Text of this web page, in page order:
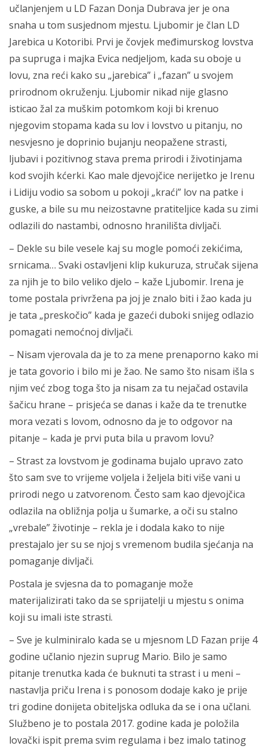
učlanjenjem u LD Fazan Donja Dubrava jer je ona
snaha u tom susjednom mjestu. Ljubomir je član LD
Jarebica u Kotoribi. Prvi je čovjek međimurskog lovstva
pa supruga i majka Evica nedjeljom, kada su oboje u
lovu, zna reći kako su „jarebica” i „fazan” u svojem
prirodnom okruženju. Ljubomir nikad nije glasno
isticao žal za muškim potomkom koji bi krenuo
njegovim stopama kada su lov i lovstvo u pitanju, no
nesvjesno je doprinio bujanju neopažene strasti,
ljubavi i pozitivnog stava prema prirodi i životinjama
kod svojih kćerki. Kao male djevojčice nerijetko je Irenu
i Lidiju vodio sa sobom u pokoji „kraći” lov na patke i
guske, a bile su mu neizostavne pratiteljice kada su zimi
odlazili do nastambi, odnosno hranilišta divljači.
– Dekle su bile vesele kaj su mogle pomoći zekićima,
srnicama… Svaki ostavljeni klip kukuruza, stručak sijena
za njih je to bilo veliko djelo – kaže Ljubomir. Irena je
tome postala privržena pa joj je znalo biti i žao kada ju
je tata „preskočio” kada je gazeći duboki snijeg odlazio
pomagati nemoćnoj divljači.
– Nisam vjerovala da je to za mene prenaporno kako mi
je tata govorio i bilo mi je žao. Ne samo što nisam išla s
njim već zbog toga što ja nisam za tu nejačad ostavila
šačicu hrane – prisjeća se danas i kaže da te trenutke
mora vezati s lovom, odnosno da je to odgovor na
pitanje – kada je prvi puta bila u pravom lovu?
– Strast za lovstvom je godinama bujalo upravo zato
što sam sve to vrijeme voljela i željela biti više vani u
prirodi nego u zatvorenom. Često sam kao djevojčica
odlazila na obližnja polja u šumarke, a oči su stalno
„vrebale” životinje – rekla je i dodala kako to nije
prestajalo jer su se njoj s vremenom budila sjećanja na
pomaganje divljači.
Postala je svjesna da to pomaganje može
materijalizirati tako da se sprijatelji u mjestu s onima
koji su imali iste strasti.
– Sve je kulminiralo kada se u mjesnom LD Fazan prije 4
godine učlanio njezin suprug Mario. Bilo je samo
pitanje trenutka kada će buknuti ta strast i u meni –
nastavlja priču Irena i s ponosom dodaje kako je prije
tri godine donijeta obiteljska odluka da se i ona učlani.
Službeno je to postala 2017. godine kada je položila
lovački ispit prema svim regulama i bez imalo tatinog